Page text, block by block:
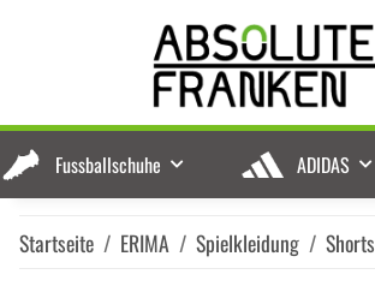
Fussballschuhe ADIDAS
Startseite ERIMA Spielkleidung Shorts